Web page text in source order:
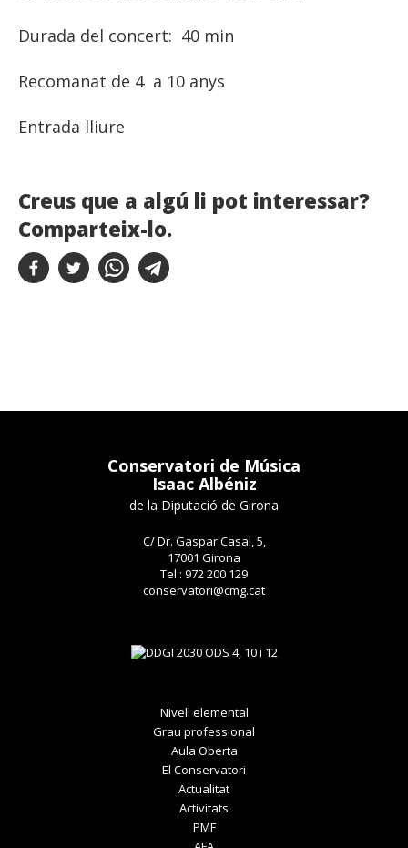
Durada del concert: 40 min
Recomanat de 4 a 10 anys
Entrada lliure
Creus que a algú li pot interessar?
Comparteix-lo.
Conservatori de Música
Isaac Albéniz
de la Diputació de Girona
C/ Dr. Gaspar Casal, 5,
17001 Girona
Tel.: 972 200 129
conservatori@cmg.cat
Nivell elemental
Grau professional
Aula Oberta
El Conservatori
Actualitat
Activitats
PMF